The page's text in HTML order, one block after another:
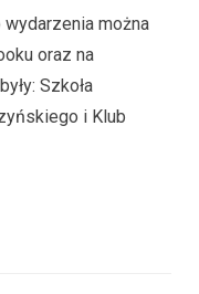
można
oraz na
Szkoła
i Klub